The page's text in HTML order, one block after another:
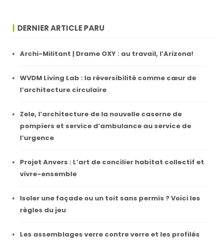
DERNIER ARTICLE PARU
Archi-Militant | Drame OXY : au travail, l’Arizona!
WVDM Living Lab : la réversibilité comme cœur de
l’architecture circulaire
Zele, l’architecture de la nouvelle caserne de
pompiers et service d’ambulance au service de
l’urgence
Projet Anvers : L’art de concilier habitat collectif et
vivre-ensemble
Isoler une façade ou un toit sans permis ? Voici les
règles du jeu
Les assemblages verre contre verre et les profilés